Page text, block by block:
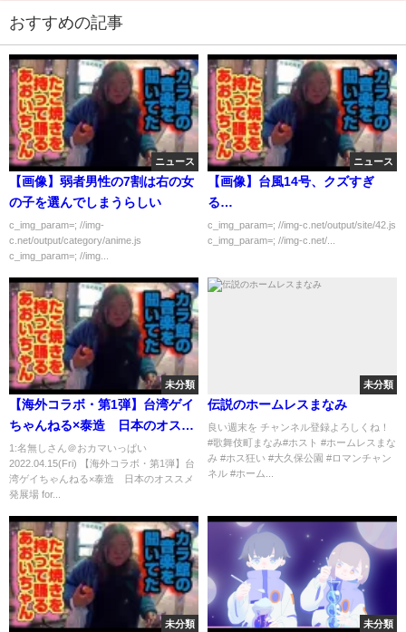
おすすめの記事
ニュース
【画像】弱者男性の7割は右の女
の子を選んでしまうらしい
c_img_param=; //img-
c.net/output/category/anime.js
c_img_param=; //img...
ニュース
【画像】台風14号、クズすぎ
る…
c_img_param=; //img-c.net/output/site/42.js
c_img_param=; //img-c.net/...
未分類
【海外コラボ・第1弾】台湾ゲイ
ちゃんねる×泰造 日本のオスス
メ発展場 for 台湾
1:名無しさん＠おカマいっぱい
2022.04.15(Fri) 【海外コラボ・第1弾】台
湾ゲイちゃんねる×泰造 日本のオススメ
発展場 for...
未分類
伝説のホームレスまなみ
良い週末を チャンネル登録よろしくね！
#歌舞伎町まなみ#ホスト #ホームレスまな
み #ホス狂い #大久保公園 #ロマンチャン
ネル #ホーム...
未分類 未分類